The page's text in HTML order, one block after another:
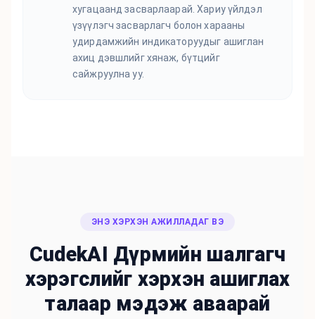
хугацаанд засварлаарай. Хариу үйлдэл
үзүүлэгч засварлагч болон харааны
удирдамжийн индикаторуудыг ашиглан
ахиц дэвшлийг хянаж, бүтцийг
сайжруулна уу.
ЭНЭ ХЭРХЭН АЖИЛЛАДАГ ВЭ
CudekAI Дүрмийн шалгагч
хэрэгслийг хэрхэн ашиглах
талаар мэдэж аваарай